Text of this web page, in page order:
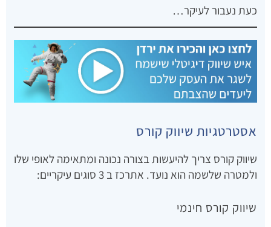
כעת נעבור לעיקר…
אסטרטגיות שיווק קורס
שיווק קורס צריך להיעשות בצורה נכונה ומתאימה לאופי שלו
ולמטרה שלשמה הוא נועד. אתרכז ב 3 סוגים עיקריים:
שיווק קורס חינמי